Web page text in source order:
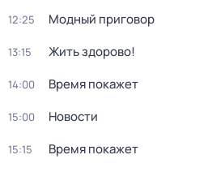
12:25 Модный приговор
13:15 Жить здорово!
14:00 Время покажет
15:00 Новости
15:15 Время покажет